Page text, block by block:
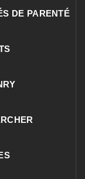
DE PARENTÉ